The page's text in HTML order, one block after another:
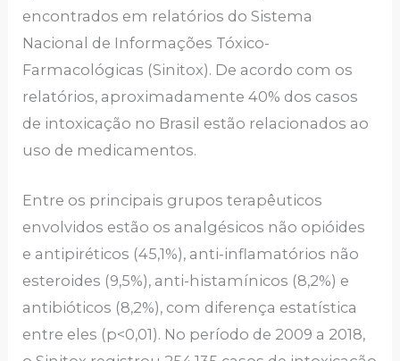
encontrados em relatórios do Sistema
Nacional de Informações Tóxico-
Farmacológicas (Sinitox). De acordo com os
relatórios, aproximadamente 40% dos casos
de intoxicação no Brasil estão relacionados ao
uso de medicamentos.
Entre os principais grupos terapêuticos
envolvidos estão os analgésicos não opióides
e antipiréticos (45,1%), anti-inflamatórios não
esteroides (9,5%), anti-histamínicos (8,2%) e
antibióticos (8,2%), com diferença estatística
entre eles (p<0,01). No período de 2009 a 2018,